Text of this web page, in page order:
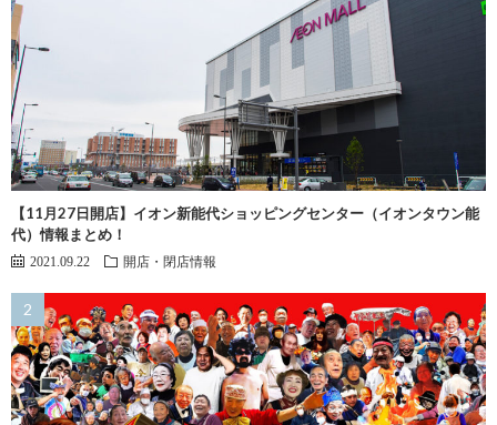
【11月27日開店】イオン新能代ショッピングセンター（イオンタウン能
代）情報まとめ！
2021.09.22 開店・閉店情報